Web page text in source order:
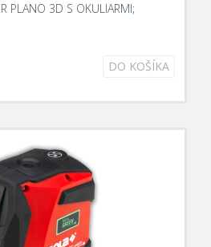
PLANO 3D S OKULIARMI;
DO KOŠÍKA